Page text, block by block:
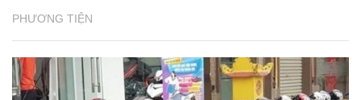
PHƯƠNG TIỆN